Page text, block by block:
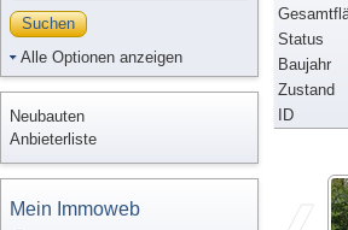
Suchen
Alle Optionen anzeigen
Neubauten
Anbieterliste
Mein Immoweb
Status
Baujahr
Zustand
ID